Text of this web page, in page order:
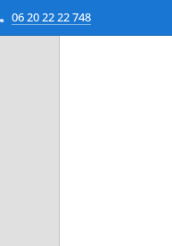
06 20 22 22 748